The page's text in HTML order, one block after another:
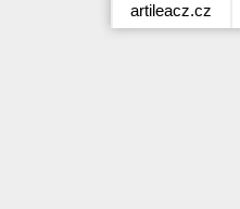
artileacz.cz